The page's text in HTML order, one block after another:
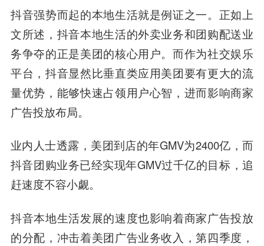
抖音强势而起的本地生活就是例证之一。正如上
文所述，抖音本地生活的外卖业务和团购配送业
务争夺的正是美团的核心用户。而作为社交娱乐
平台，抖音显然比垂直类应用美团要有更大的流
量优势，能够快速占领用户心智，进而影响商家
广告投放布局。
业内人士透露，美团到店的年GMV为2400亿，而
抖音团购业务已经实现年GMV过千亿的目标，追
赶速度不容小觑。
抖音本地生活发展的速度也影响着商家广告投放
的分配，冲击着美团广告业务收入，第四季度，